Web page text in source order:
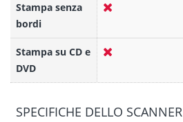
Stampa senza
bordi
Stampa su CD e
DVD
SPECIFICHE DELLO SCANNER